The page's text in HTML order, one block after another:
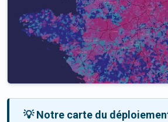
💡 Notre carte du